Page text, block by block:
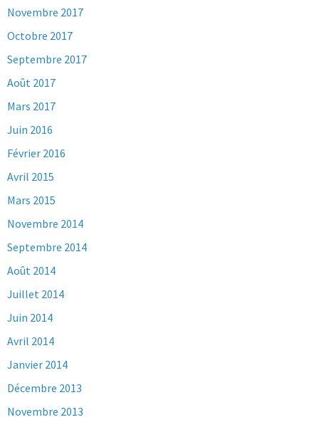
Novembre 2017
Octobre 2017
Septembre 2017
Août 2017
Mars 2017
Juin 2016
Février 2016
Avril 2015
Mars 2015
Novembre 2014
Septembre 2014
Août 2014
Juillet 2014
Juin 2014
Avril 2014
Janvier 2014
Décembre 2013
Novembre 2013